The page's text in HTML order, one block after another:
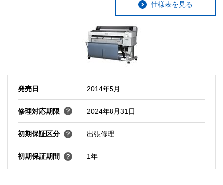
仕様表を見る
発売日 2014年5月
修理対応期限 2024年8月31日
初期保証区分 出張修理
初期保証期間 1年